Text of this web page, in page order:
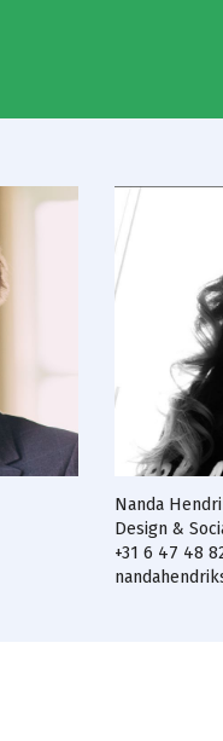
Nanda
Design &
+31 6 47 48